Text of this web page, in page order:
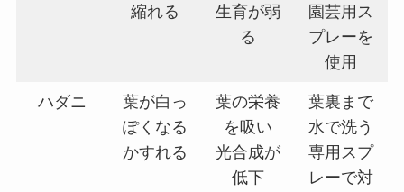
縮れる
生育が弱
る
園芸用ス
プレーを
使用
ハダニ
葉が白っ
ぽくなる
かすれる
葉の栄養
を吸い
光合成が
低下
葉裏まで
水で洗う
専用スプ
レーで対